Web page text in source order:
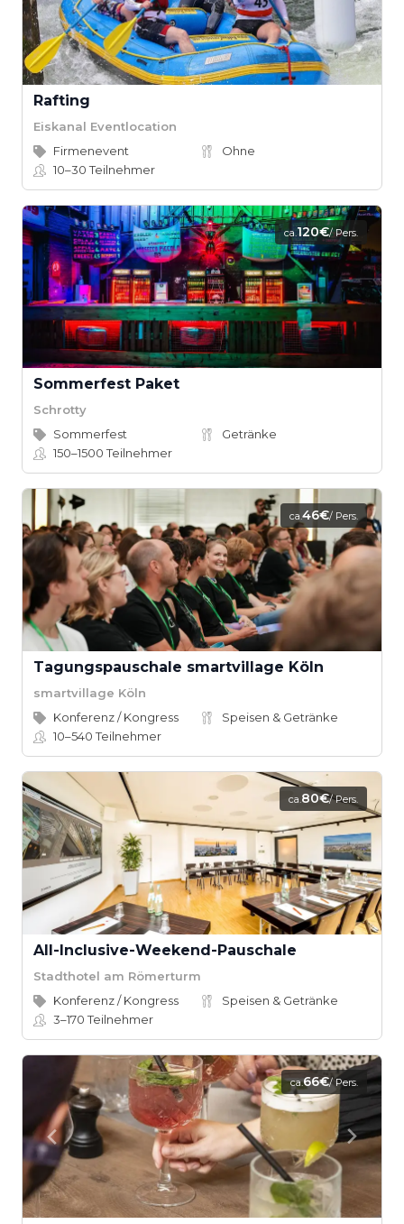
Rafting
Eiskanal Eventlocation
Firmenevent
Ohne
10–30Teilnehmer
ca.120€/ Pers.
Sommerfest Paket
Schrotty
Sommerfest
Getränke
150–1500Teilnehmer
ca.46€/ Pers.
Tagungspauschale smartvillage Köln
smartvillage Köln
Konferenz / Kongress
Speisen & Getränke
10–540Teilnehmer
ca.80€/ Pers.
All-Inclusive-Weekend-Pauschale
Stadthotel am Römerturm
Konferenz / Kongress
Speisen & Getränke
3–170Teilnehmer
ca.66€/ Pers.